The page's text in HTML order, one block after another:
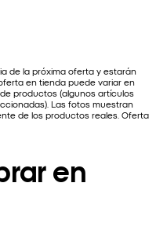
de la próxima oferta y estarán
en tienda puede variar en
productos (algunos artículos
Las fotos muestran
de los productos reales. Oferta
en